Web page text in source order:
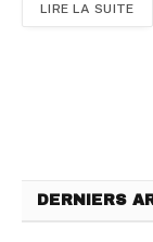
LIRE LA SUITE
DERNIERS